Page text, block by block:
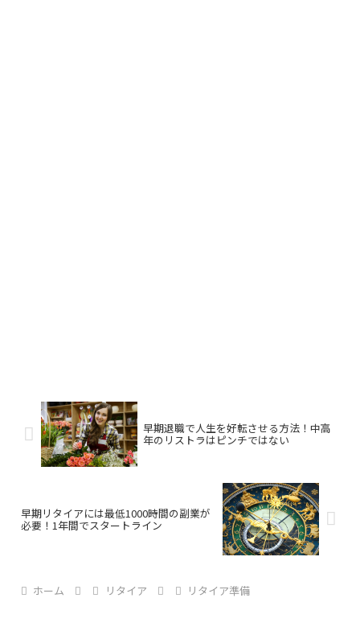
早期退職で人生を好転させる方法！中高
年のリストラはピンチではない
早期リタイアには最低1000時間の副業が
必要！1年間でスタートライン
ホーム リタイア リタイア準備